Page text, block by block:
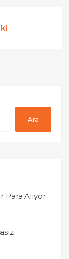
Ara
Para Alıyor